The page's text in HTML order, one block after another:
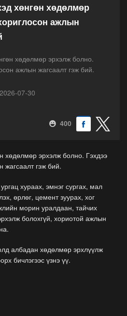
хөнгөн хөдөлмөр
ажлын
хөдөлмөр эрхэлж болно.
ажлын жагсаалт гэж бий.
2026-07-30
400
хөдөлмөр эрхэлж болно. Гэхдээ
жагсаалт гэж бий.
хураах, эмнэг сургах, мал
өрлөг, цемент зуурах, хог
морин уралдаан, тайчих
болохгүй, хориотой ажлын
албадан хөдөлмөр эрхлүүлж
бичлэгээс үзнэ үү.